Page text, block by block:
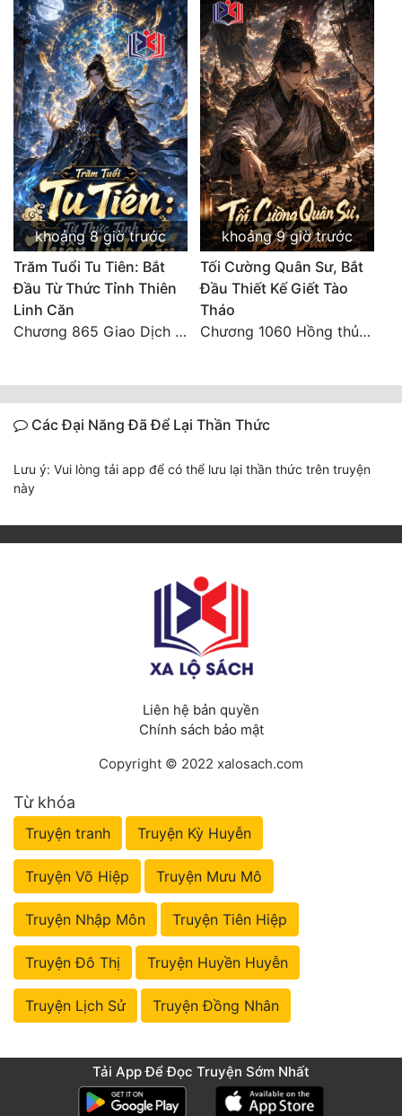
khoảng 8 giờ trước
Trăm Tuổi Tu Tiên: Bắt
Đầu Từ Thức Tỉnh Thiên
Linh Căn
Chương 865 Giao Dịch Chí Cao Tiên Thuật!
khoảng 9 giờ trước
Tối Cường Quân Sư, Bắt
Đầu Thiết Kế Giết Tào
Tháo
Chương 1060 Hồng thủy ngập trời, thời khắc tuyệt vọng (2/2)
Các Đại Năng Đã Để Lại Thần Thức
Lưu ý: Vui lòng tải app để có thể lưu lại thần thức trên truyện
này
Liên hệ bản quyền
Chính sách bảo mật
Copyright © 2022 xalosach.com
Từ khóa
Truyện tranh Truyện Kỳ Huyễn
Truyện Võ Hiệp Truyện Mưu Mô
Truyện Nhập Môn Truyện Tiên Hiệp
Truyện Đô Thị Truyện Huyền Huyễn
Truyện Lịch Sử Truyện Đồng Nhân
Tải App Để Đọc Truyện Sớm Nhất